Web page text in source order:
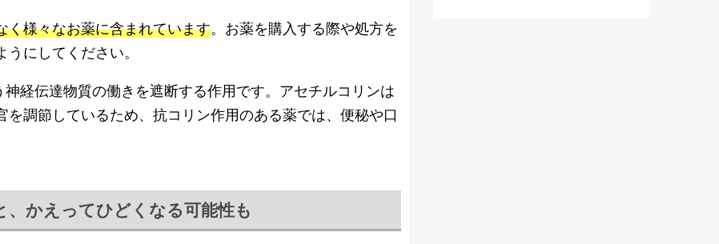
く様々なお薬に含まれています。お薬を購入する際や処方を
にしてください。
経伝達物質の働きを遮断する作用です。アセチルコリンは
調節しているため、抗コリン作用のある薬では、便秘や口
かえってひどくなる可能性も